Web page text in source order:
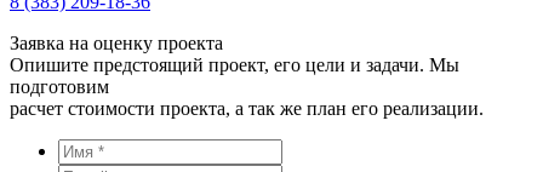
Заявка на оценку проекта
Опишите предстоящий проект, его цели и задачи. Мы
подготовим
расчет стоимости проекта, а так же план его реализации.